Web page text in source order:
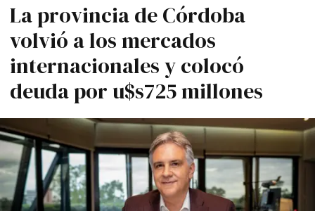
La provincia de Córdoba
volvió a los mercados
internacionales y colocó
deuda por u$s725 millones